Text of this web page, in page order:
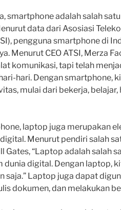
smartphone adalah salah
data dari Asosiasi
pengguna smartphone di
Menurut CEO ATSI, Merza
komunikasi, tapi telah
hari. Dengan smartphone,
mulai dari bekerja,
laptop juga merupakan
Menurut pendiri salah
Gates, “Laptop adalah salah
dunia digital. Dengan laptop,
saja.” Laptop juga dapat
dokumen, dan melakukan